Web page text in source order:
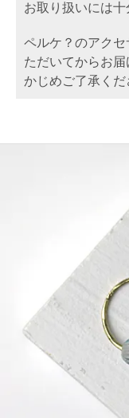
お取り扱いには十
ペルケ？のアク
ただいてからお
かじめご了承くだ